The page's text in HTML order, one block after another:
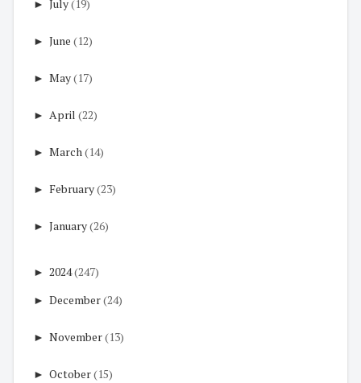
► July(19)
► June (12)
► May(17)
► April (22)
► March(14)
► February(23)
► January(26)
► 2024(247)
► December(24)
► November(13)
► October(15)